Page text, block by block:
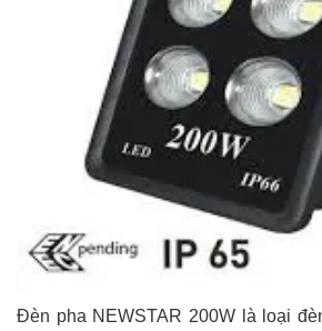
Đèn pha NEWSTAR 200W là loại